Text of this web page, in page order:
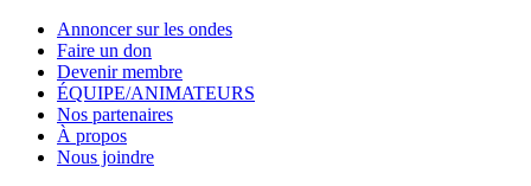
Annoncer sur les ondes
Faire un don
Devenir membre
ÉQUIPE/ANIMATEURS
Nos partenaires
À propos
Nous joindre